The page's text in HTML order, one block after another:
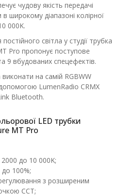
чудову якість передачі
в широкому діапазоні колірної
000K.
світла у студії трубка
Pro пропонує поступове
9 вбудованих спецефектів.
на самій RGBWW
LumenRadio CRMX
Bluetooth.
LED трубки
MT Pro
до 10 000K;
100%;
з розширеним
CCT;